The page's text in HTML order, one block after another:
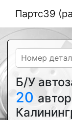
Партс39
Б/У
20